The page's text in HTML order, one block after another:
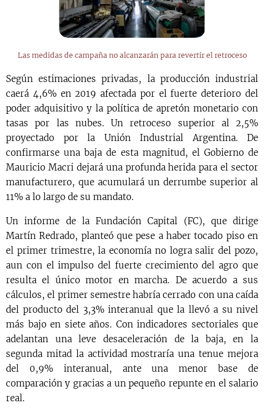
Las medidas de campaña no alcanzarán para revertir el retroceso
Según estimaciones privadas, la producción industrial
caerá 4,6% en 2019 afectada por el fuerte deterioro del
poder adquisitivo y la política de apretón monetario con
tasas por las nubes. Un retroceso superior al 2,5%
proyectado por la Unión Industrial Argentina. De
confirmarse una baja de esta magnitud, el Gobierno de
Mauricio Macri dejará una profunda herida para el sector
manufacturero, que acumulará un derrumbe superior al
11% a lo largo de su mandato.
Un informe de la Fundación Capital (FC), que dirige
Martín Redrado, planteó que pese a haber tocado piso en
el primer trimestre, la economía no logra salir del pozo,
aun con el impulso del fuerte crecimiento del agro que
resulta el único motor en marcha. De acuerdo a sus
cálculos, el primer semestre habría cerrado con una caída
del producto del 3,3% interanual que la llevó a su nivel
más bajo en siete años. Con indicadores sectoriales que
adelantan una leve desaceleración de la baja, en la
segunda mitad la actividad mostraría una tenue mejora
del 0,9% interanual, ante una menor base de
comparación y gracias a un pequeño repunte en el salario
real.